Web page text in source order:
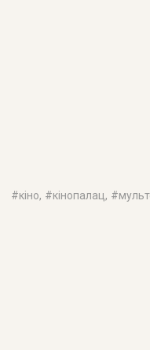
#кіно, #кінопалац, #